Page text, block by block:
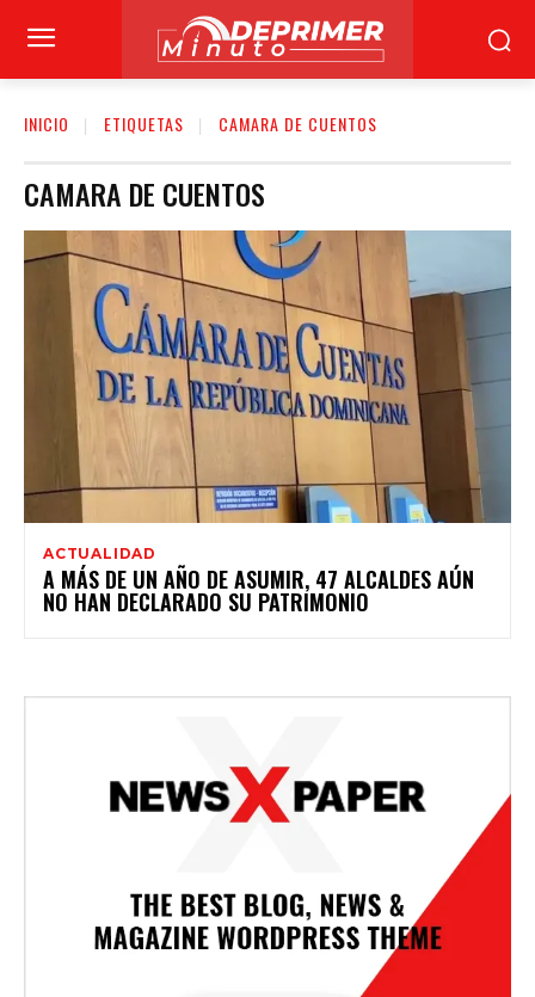
INICIO ETIQUETAS CAMARA DE CUENTOS
CAMARA DE CUENTOS
ACTUALIDAD
A MÁS DE UN AÑO DE ASUMIR, 47 ALCALDES AÚN
NO HAN DECLARADO SU PATRIMONIO